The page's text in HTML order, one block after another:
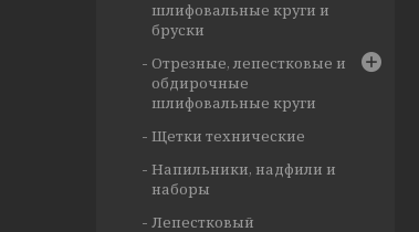
шлифовальные круги и
бруски
Отрезные, лепестковые и
обдирочные
шлифовальные круги
Щетки технические
Напильники, надфили и
наборы
Лепестковый